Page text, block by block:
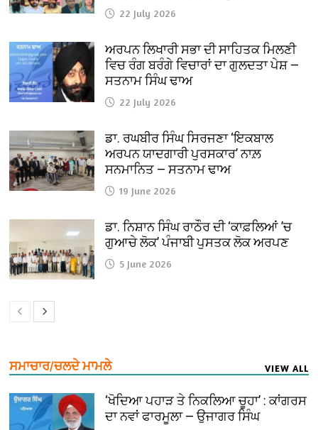
22 July 2026
ਅਰਪਨ ਲਿਖਾਰੀ ਸਭਾ ਦੀ ਸਾਹਿਤਕ ਮਿਲਣੀ
ਵਿਚ ਰੰਗ ਬਰੰਗੇ ਵਿਚਾਰਾਂ ਦਾ ਗੁਲਦਤਾ ਪੇਸ਼ —
ਸਤਨਾਮ ਸਿੰਘ ਢਾਅ
22 July 2026
ਡਾ. ਰਘਬੀਰ ਸਿੰਘ ਸਿਰਜਣਾ ‘ਇਕਬਾਲ
ਅਰਪਨ ਯਾਦਗਾਰੀ ਪੁਰਸਕਾਰ’ ਨਾਲ਼
ਸਨਮਾਨਿਤ — ਸਤਨਾਮ ਢਾਅ
19 June 2026
ਡਾ. ਨਿਸ਼ਾਨ ਸਿੰਘ ਰਾਠੌਰ ਦੀ ‘ਕਾਫ਼ਲਿਆਂ ’ਚ
ਗੁਆਚੇ ਲੋਕ’ ਪੰਜਾਬੀ ਪੁਸਤਕ ਲੋਕ ਅਰਪਣ
5 June 2026
ਸਮਾਚਾਰ/ਚਲਦੇ ਮਾਮਲੇ VIEW ALL
‘ਖੋਦਿਆ ਪਹਾੜ ਤੇ ਨਿਕਲਿਆ ਚੂਹਾ’ : ਕਾਂਗਰਸ
ਦਾ ਨਵਾਂ ਫਾਰਮੂਲਾ — ਉਜਾਗਰ ਸਿੰਘ